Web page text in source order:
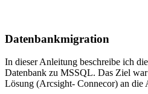
Datenbankmigration
In dieser Anleitung beschreibe ich
Datenbank zu MSSQL. Das Ziel
Lösung (Arcsight- Connecor) an die